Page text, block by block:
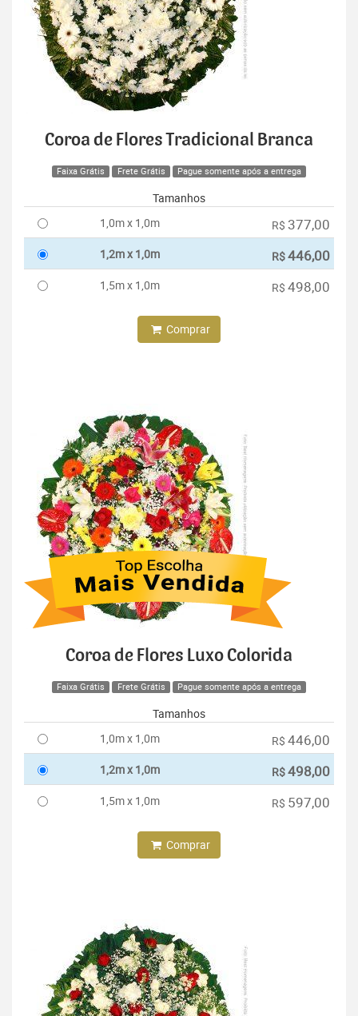
Coroa de Flores Tradicional Branca
Faixa Grátis Frete Grátis Pague somente após a entrega
Tamanhos
1,0m x 1,0m
R$ 377,00
1,2m x 1,0m R$446,00
1,5m x 1,0m R$ 498,00
Comprar
Coroa de Flores Luxo Colorida
Faixa Grátis Frete Grátis Pague somente após a entrega
Tamanhos
1,0m x 1,0m
R$ 446,00
1,2m x 1,0m R$498,00
1,5m x 1,0m R$ 597,00
Comprar